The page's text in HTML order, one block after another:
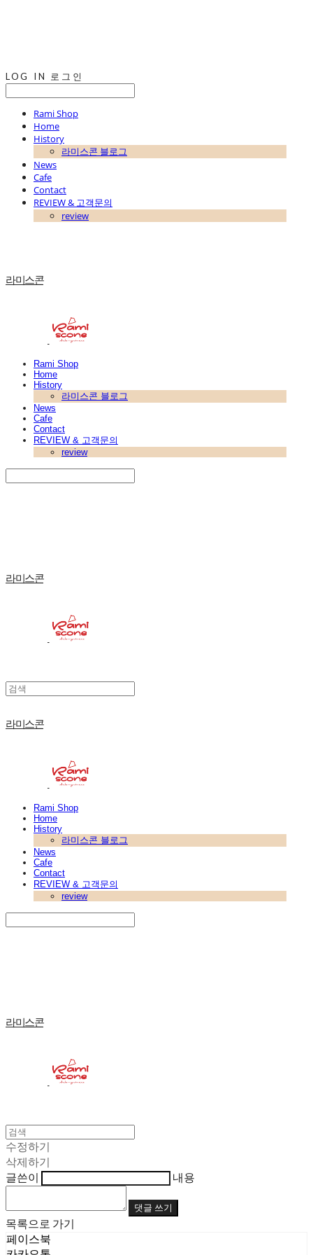
LOG IN 로그인
Rami Shop
Home
History
라미스콘 블로그
News
Cafe
Contact
REVIEW & 고객문의
review
라미스콘
Rami Shop
Home
History
라미스콘 블로그
News
Cafe
Contact
REVIEW & 고객문의
review
라미스콘
라미스콘
Rami Shop
Home
History
라미스콘 블로그
News
Cafe
Contact
REVIEW & 고객문의
review
라미스콘
수정하기
삭제하기
글쓴이
내용
댓글 쓰기
목록으로 가기
페이스북